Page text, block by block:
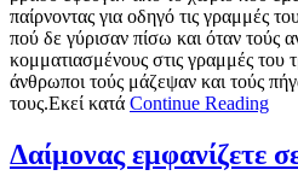
παίρνοντας για οδηγό τις γραμμές
πού δε γύρισαν πίσω και όταν τούς
κομματιασμένους στις γραμμές του
άνθρωποι τούς μάζεψαν και τούς
τους.Εκεί κατά Continue Reading
Δαίμονας εμφανίζετε